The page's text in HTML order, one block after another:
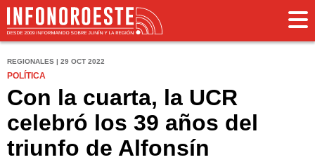
REGIONALES | 29 OCT 2022
POLÍTICA
Con la cuarta, la UCR
celebró los 39 años del
triunfo de Alfonsín